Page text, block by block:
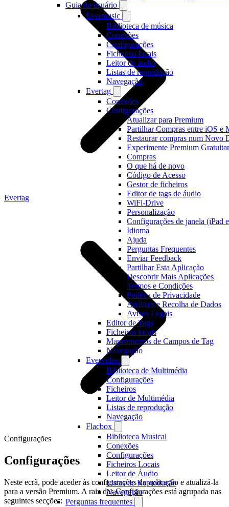
Guia do usuário
Evermusic
Biblioteca de música
Conexões
Configurações
Ficheiros locais
Leitor de áudio
Listas de reprodução
Navegação
Evertag
Conexões
Configurações
Atualizar para Premium
Partilhar Compras entre iOS e
Restaurar compras num Novo
Experimente Premium
Compras
O que há de novo
Código de Acesso
Gestor de ficheiros
Editor de tags de áudio
WiFi-Drive
Personalização
Configurações de janela (iPad
Idioma
Ajuda
Perguntas Frequentes
Enviar Feedback
Partilhar Esta Aplicação
Descobrir Mais Aplicações
Termos e Condições
Política de Privacidade
Análises e Recolha de Dados
Avisos Legais
Editor de Tags
Ficheiros locais
Mapeamentos de Campos de Tag
Navegação
Evervideo
Biblioteca de Multimédia
Configurações
Ficheiros
Leitor de Multimédia
Listas de reprodução
Navegação
Flacbox
Biblioteca Musical
Conexões
Configurações
Ficheiros Locais
Leitor de Áudio
Listas de Reprodução
Navegação
Perguntas frequentes
Evertag
Configurações
Configurações
Neste ecrã, pode aceder às configurações da aplicação e atualizá-la
para a versão Premium. A raiz das Configurações está agrupada nas
seguintes secções: